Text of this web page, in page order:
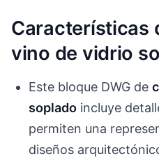
Características
vino de vidrio
Este bloque DWG de
soplado incluye
permiten una
diseños